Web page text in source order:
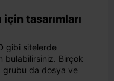
tasarımları
gibi sitelerde
bulabilirsiniz. Birçok
grubu da dosya ve